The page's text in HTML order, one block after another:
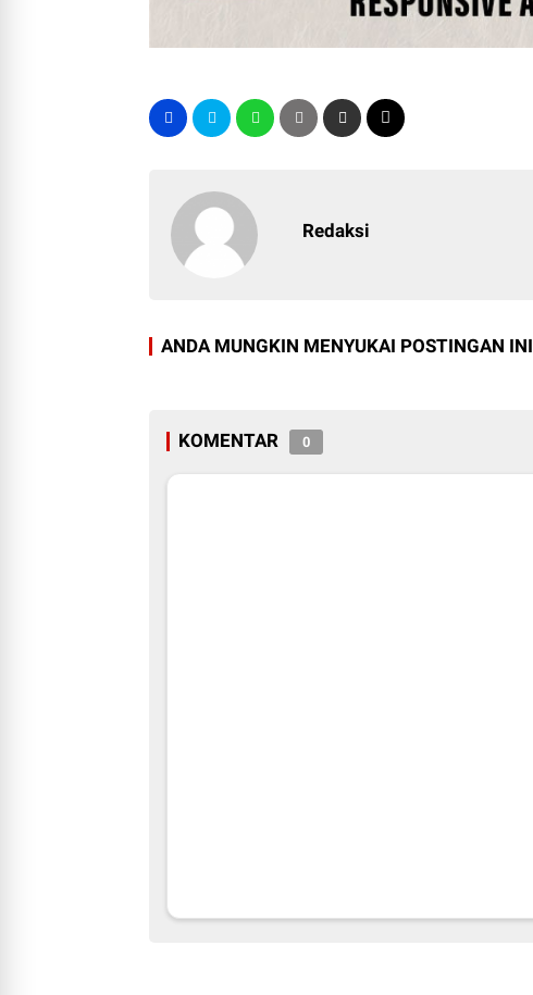
Redaksi
ANDA MUNGKIN MENYUKAI POSTINGAN INI
KOMENTAR 0